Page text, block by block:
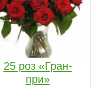
25 роз «Гран-
при»